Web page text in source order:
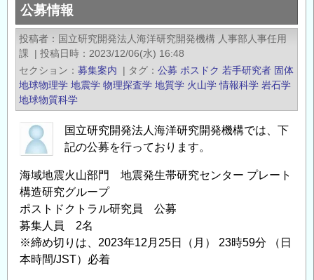
員
公
募
情
報
の
法
人
海
洋
研
究
開
発
海
域
地
震
火
公募情報
投稿者
国立研究開発法人海洋研究開発機構 人事部人事任用
課
| 投稿日時
2023/12/06(水) 16:48
セクション
募集案内 | タグ 公募 ポスドク 若手研究者 固体
地球物理学 地震学 物理探査学 地質学 火山学 情報科学 岩石学
地球物質科学
国立研究開発法人海洋研究開発機構では、下
記の公募を行っております。
海域地震火山部門 地震発生帯研究センター プレート
構造研究グループ
ポストドクトラル研究員 公募
募集人員 2名
※締め切りは、2023年12月25日（月） 23時59分 （日
本時間/JST）必着